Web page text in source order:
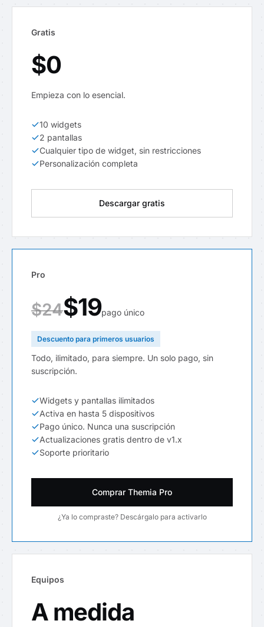
Gratis
$0
Empieza con lo esencial.
10 widgets
2 pantallas
Cualquier tipo de widget, sin restricciones
Personalización completa
Descargar gratis
Pro
$24$19pago único
Descuento para primeros usuarios
Todo, ilimitado, para siempre. Un solo pago, sin
suscripción.
Widgets y pantallas ilimitados
Activa en hasta 5 dispositivos
Pago único. Nunca una suscripción
Actualizaciones gratis dentro de v1.x
Soporte prioritario
Comprar Themia Pro
¿Ya lo compraste? Descárgalo para activarlo
Equipos
A medida